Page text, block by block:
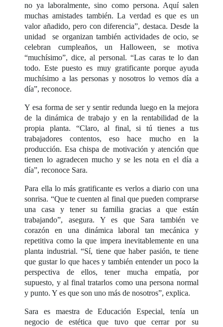
no ya laboralmente, sino como persona. Aquí salen
muchas amistades también. La verdad es que es un
valor añadido, pero con diferencia”, destaca. Desde la
unidad se organizan también actividades de ocio, se
celebran cumpleaños, un Halloween, se motiva
“muchísimo”, dice, al personal. “Las caras te lo dan
todo. Este puesto es muy gratificante porque ayuda
muchísimo a las personas y nosotros lo vemos día a
día”, reconoce.
Y esa forma de ser y sentir redunda luego en la mejora
de la dinámica de trabajo y en la rentabilidad de la
propia planta. “Claro, al final, si tú tienes a tus
trabajadores contentos, eso hace mucho en la
producción. Esa chispa de motivación y atención que
tienen lo agradecen mucho y se les nota en el día a
día”, reconoce Sara.
Para ella lo más gratificante es verlos a diario con una
sonrisa. “Que te cuenten al final que pueden comprarse
una casa y tener su familia gracias a que están
trabajando”, asegura. Y es que Sara también ve
corazón en una dinámica laboral tan mecánica y
repetitiva como la que impera inevitablemente en una
planta industrial. “Sí, tiene que haber pasión, te tiene
que gustar lo que haces y también entender un poco la
perspectiva de ellos, tener mucha empatía, por
supuesto, y al final tratarlos como una persona normal
y punto. Y es que son uno más de nosotros”, explica.
Sara es maestra de Educación Especial, tenía un
negocio de estética que tuvo que cerrar por su